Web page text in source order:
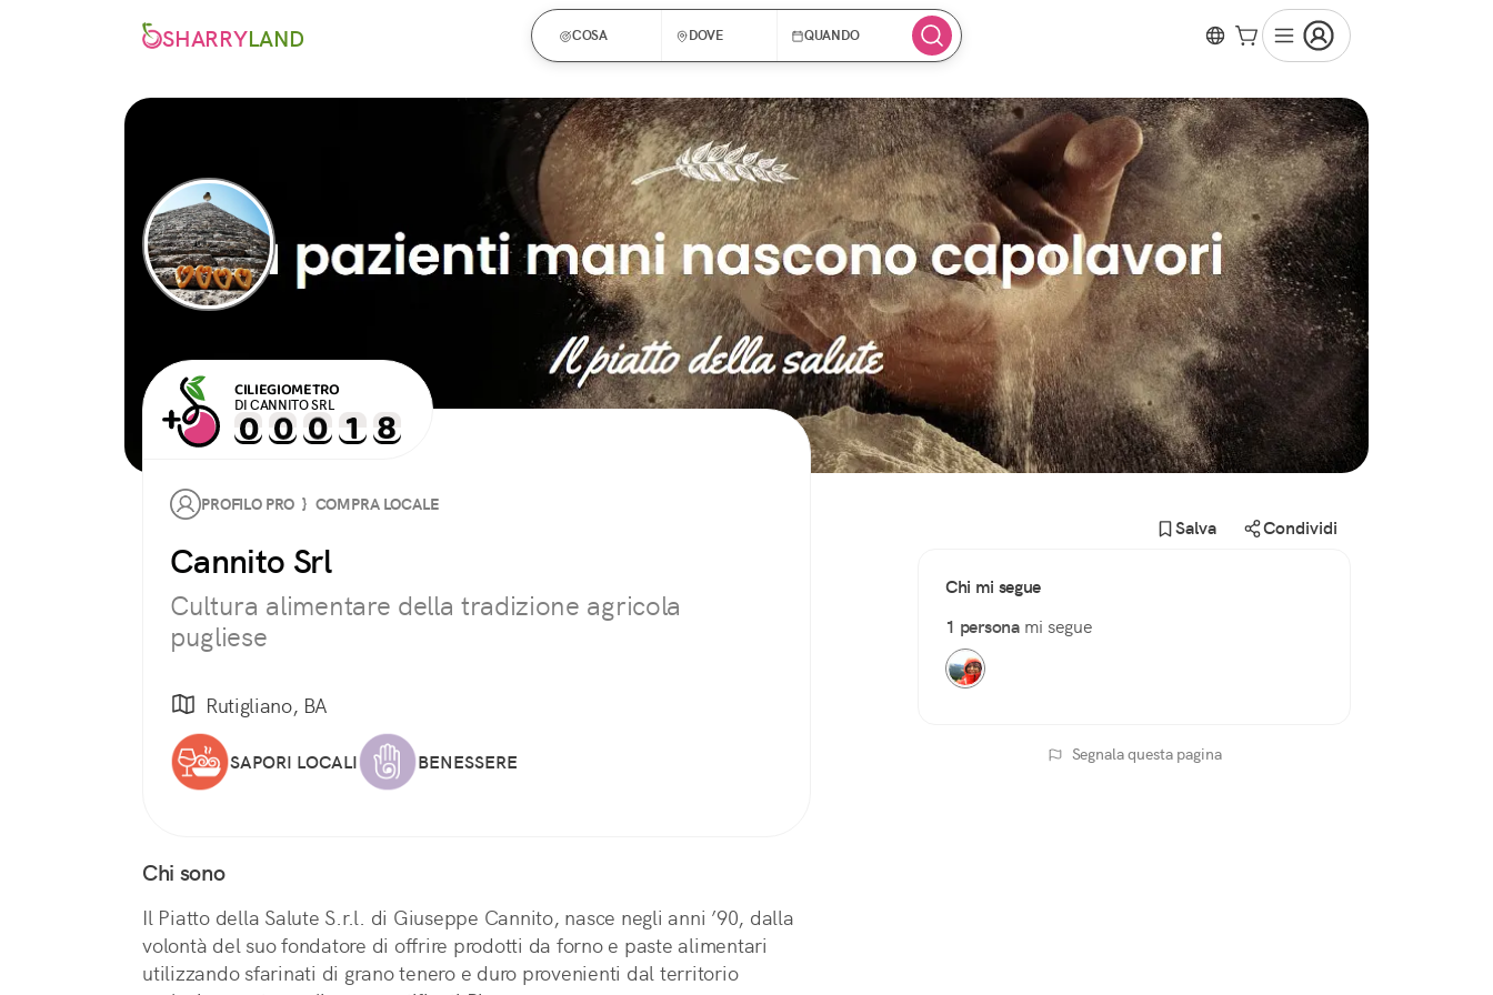
SHARRYLAND COSA DOVE QUANDO
CILIEGIOMETRO
DI CANNITO SRL
PROFILO PRO } COMPRA LOCALE
Cannito Srl
Cultura alimentare della tradizione agricola
pugliese
Rutigliano, BA
SAPORI LOCALI BENESSERE
Chi sono
Il Piatto della Salute S.r.l. di Giuseppe Cannito, nasce negli anni ’90, dalla
volontà del suo fondatore di offrire prodotti da forno e paste alimentari
utilizzando sfarinati di grano tenero e duro provenienti dal territorio
Salva Condividi
Chi mi segue
1 personami segue
Segnala questa pagina